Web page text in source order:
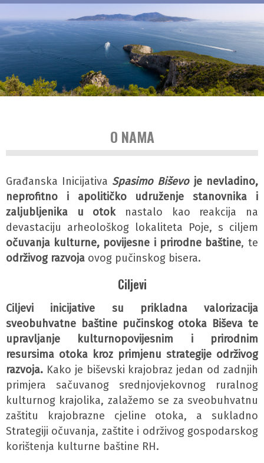
O NAMA
Građanska Inicijativa Spasimo Biševoje nevladino,
neprofitno i apolitičko udruženje stanovnika i
zaljubljenika u otoknastalo kao reakcija na
devastaciju arheološkog lokaliteta Poje, s ciljem
očuvanja kulturne, povijesne i prirodne baštine, te
održivog razvoja ovog pučinskog bisera.
Ciljevi
Ciljevi inicijative su prikladna valorizacija
sveobuhvatne baštine pučinskog otoka Biševa te
upravljanje kulturnopovijesnim i prirodnim
resursima otoka kroz primjenu strategije održivog
razvoja. Kako je biševski krajobraz jedan od zadnjih
primjera sačuvanog srednjovjekovnog ruralnog
kulturnog krajolika, zalažemo se za sveobuhvatnu
zaštitu krajobrazne cjeline otoka, a sukladno
Strategiji očuvanja, zaštite i održivog gospodarskog
korištenja kulturne baštine RH.